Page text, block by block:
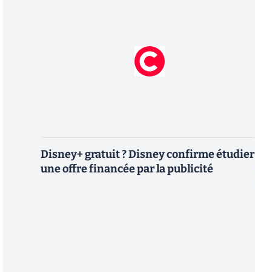
Disney+ gratuit ? Disney confirme étudier
une offre financée par la publicité